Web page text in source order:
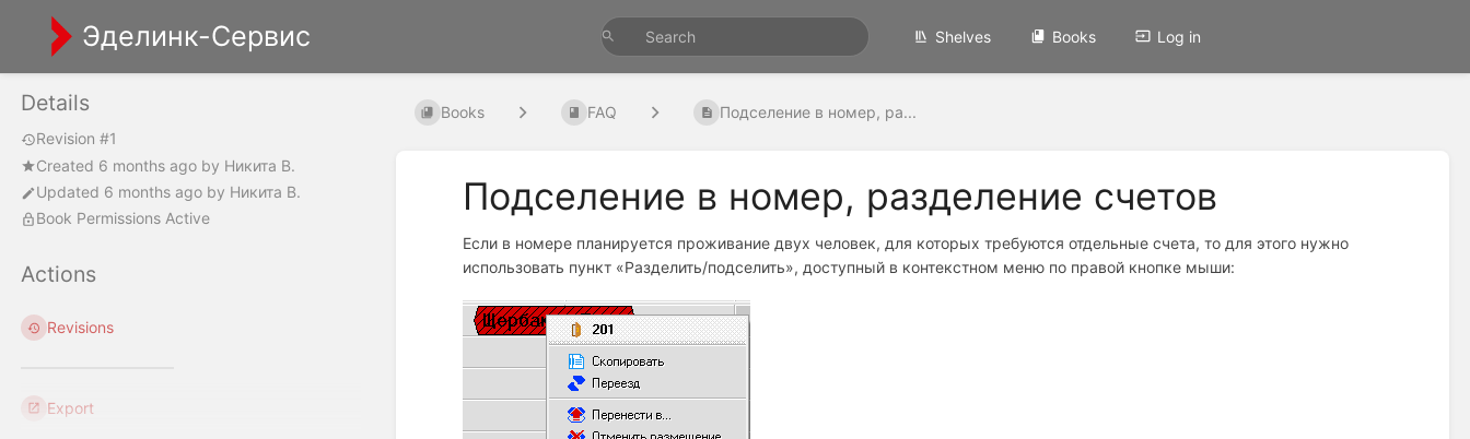
Эделинк-Сервис Shelves Books Log in
Details
Revision #1
Created 6 months ago by Никита В.
Updated 6 months ago by Никита В.
Book Permissions Active
Actions
Revisions
Export
Books FAQ Подселение в номер, ра...
Подселение в номер, разделение счетов
Если в номере планируется проживание двух человек, для которых требуются отдельные счета, то для этого нужно
использовать пункт «Разделить/подселить», доступный в контекстном меню по правой кнопке мыши: